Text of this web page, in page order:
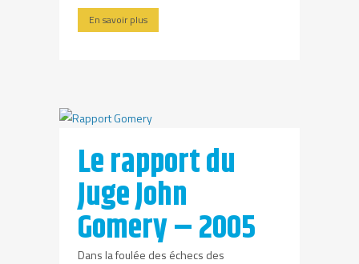
En savoir plus
Le rapport du
Juge John
Gomery – 2005
Dans la foulée des échecs des